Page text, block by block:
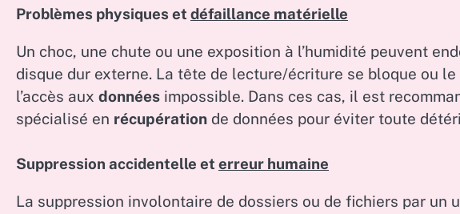
Problèmes physiques et défaillance matérielle
Un choc, une chute ou une exposition à l’humidité peuvent
disque dur externe. La tête de lecture/écriture se bloque ou
l’accès aux données impossible. Dans ces cas, il est
spécialisé en récupération de données pour éviter toute
Suppression accidentelle et erreur humaine
La suppression involontaire de dossiers ou de fichiers par